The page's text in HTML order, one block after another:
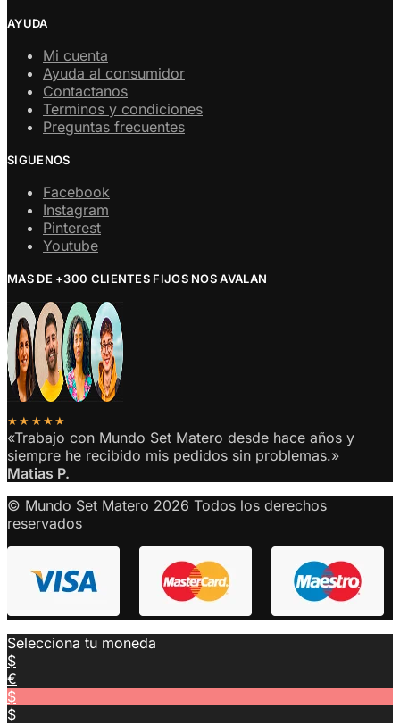
AYUDA
Mi cuenta
Ayuda al consumidor
Contactanos
Terminos y condiciones
Preguntas frecuentes
SIGUENOS
Facebook
Instagram
Pinterest
Youtube
MAS DE +300 CLIENTES FIJOS NOS AVALAN
★★★★★
«Trabajo con Mundo Set Matero desde hace años y
siempre he recibido mis pedidos sin problemas.»
Matias P.
© Mundo Set Matero 2026 Todos los derechos
reservados
Selecciona tu moneda
$
€
$
$